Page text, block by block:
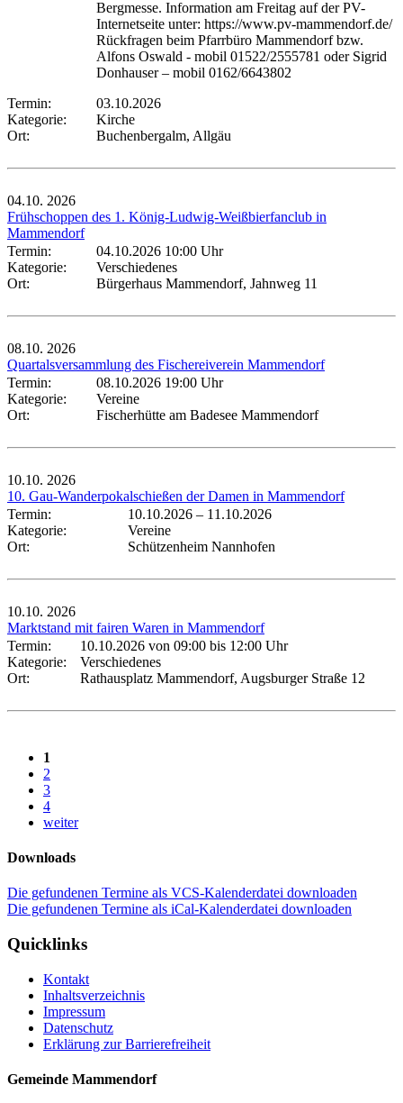
Bergmesse. Information am Freitag auf der PV-
Internetseite unter: https://www.pv-mammendorf.de/
Rückfragen beim Pfarrbüro Mammendorf bzw.
Alfons Oswald - mobil 01522/2555781 oder Sigrid
Donhauser – mobil 0162/6643802
Termin:
03.10.2026
Kategorie:
Kirche
Ort:
Buchenbergalm, Allgäu
04.10. 2026
Frühschoppen des 1. König-Ludwig-Weißbierfanclub in
Mammendorf
Termin:
04.10.2026 10:00 Uhr
Kategorie:
Verschiedenes
Ort:
Bürgerhaus Mammendorf, Jahnweg 11
08.10. 2026
Quartalsversammlung des Fischereiverein Mammendorf
Termin:
08.10.2026 19:00 Uhr
Kategorie:
Vereine
Ort:
Fischerhütte am Badesee Mammendorf
10.10. 2026
10. Gau-Wanderpokalschießen der Damen in Mammendorf
Termin:
10.10.2026 – 11.10.2026
Kategorie:
Vereine
Ort:
Schützenheim Nannhofen
10.10. 2026
Marktstand mit fairen Waren in Mammendorf
Termin:
10.10.2026 von 09:00 bis 12:00 Uhr
Kategorie:
Verschiedenes
Ort:
Rathausplatz Mammendorf, Augsburger Straße 12
1
2
3
4
weiter
Downloads
Die gefundenen Termine als VCS-Kalenderdatei downloaden
Die gefundenen Termine als iCal-Kalenderdatei downloaden
Quicklinks
Kontakt
Inhaltsverzeichnis
Impressum
Datenschutz
Erklärung zur Barrierefreiheit
Gemeinde Mammendorf